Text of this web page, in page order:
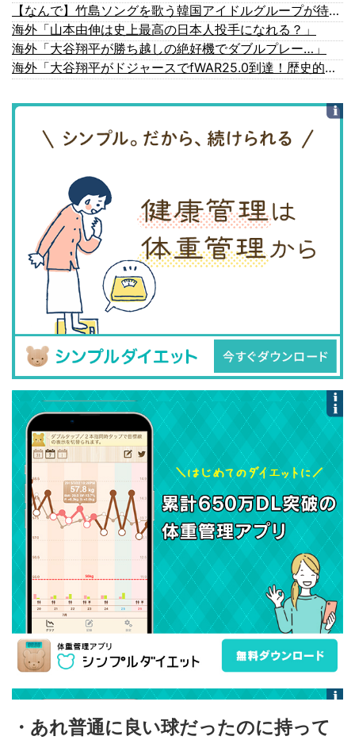
【なんで】竹島ソングを歌う韓国アイドルグループが待望の日本デビュー
海外「山本由伸は史上最高の日本人投手になれる？」
海外「大谷翔平が勝ち越しの絶好機でダブルプレー…」
海外「大谷翔平がドジャースでfWAR25.0到達！歴史的ペースに海外騒然…」
・あれ普通に良い球だったのに持って